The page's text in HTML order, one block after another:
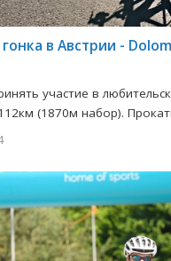
в Австрии -
участие в
(1870м набор).